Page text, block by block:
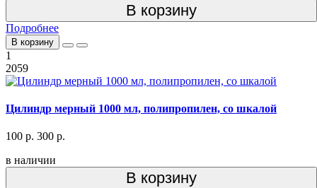
В корзину
Подробнее
В корзину
1
2059
Цилиндр мерный 1000 мл, полипропилен, со шкалой
100 р. 300 р.
в наличии
В корзину